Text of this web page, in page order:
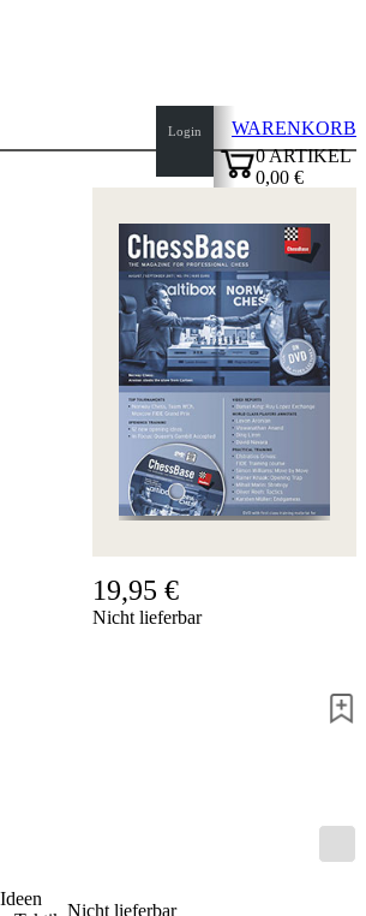
Login
WARENKORB
0ARTIKEL
0,00 €
19,95 €
Nicht lieferbar
Nicht lieferbar
Seitenanfang
Neuheiten
Autoren
Eröffnungen
Impressum
AGB
Datenschutz
über
uns
FAQ
Lizenzen
Barrierefreiheit
Cookies
Management
Hotline
Chessbase
Accounts
Pakete